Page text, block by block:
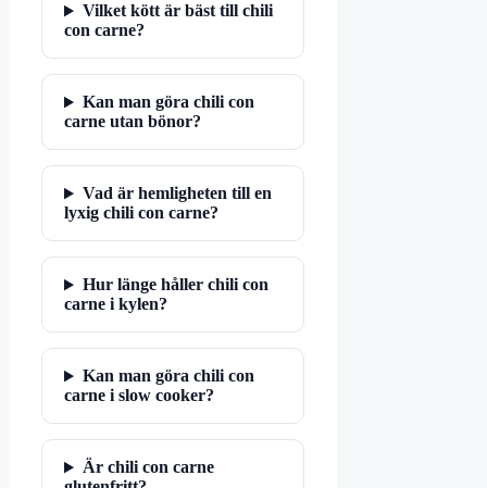
Vilket kött är bäst till chili
con carne?
Kan man göra chili con
carne utan bönor?
Vad är hemligheten till en
lyxig chili con carne?
Hur länge håller chili con
carne i kylen?
Kan man göra chili con
carne i slow cooker?
Är chili con carne